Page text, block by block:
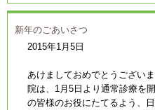
新年のごあいさつ
2015年1月5日
あけましておめでとうござい
院は、1月5日より通常診療を
の皆様のお役にたてるよう、